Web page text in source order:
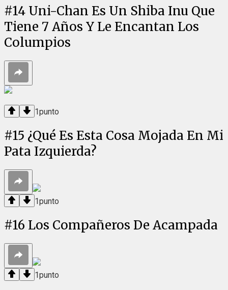
#14 Uni-Chan Es Un Shiba Inu Que
Tiene 7 Años Y Le Encantan Los
Columpios
1punto
#15 ¿Qué Es Esta Cosa Mojada En Mi
Pata Izquierda?
1punto
#16 Los Compañeros De Acampada
1punto